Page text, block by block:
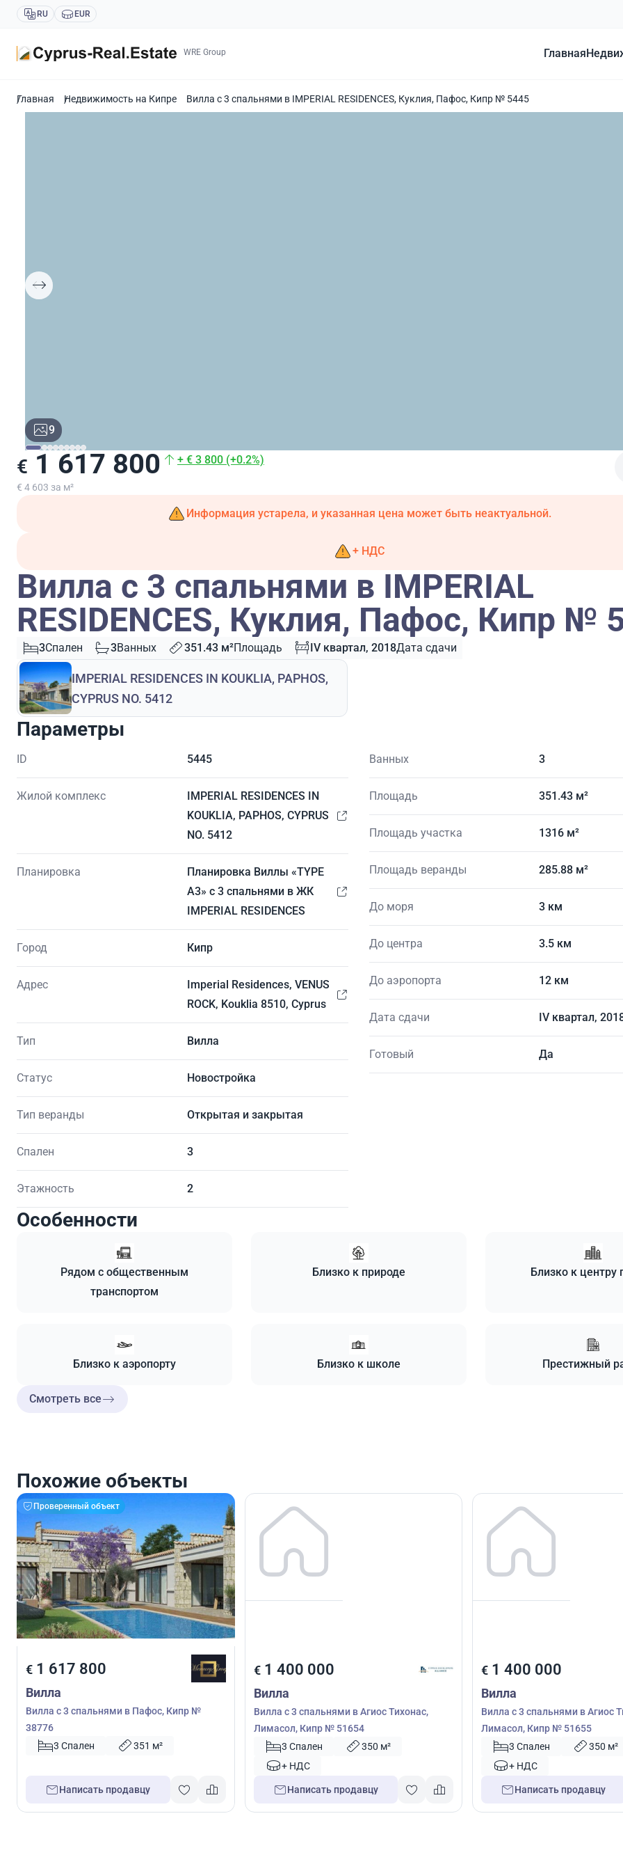
RU EUR
WRE Group Главная
Главная Недвижимость на Кипре Вилла с 3 спальнями в IMPERIAL RESIDENCES, Куклия, Пафос, Кипр № 5445
9
€ 1 617 800 + € 3 800 (+0.2%)
€ 4 603 за м²
Информация устарела, и указанная цена может быть неактуальной.
+ НДС
Вилла с 3 спальнями в IMPERIAL
RESIDENCES, Куклия, Пафос, Кипр №
3Спален 3Ванных 351.43 м²Площадь IV квартал, 2018Дата сдачи
IMPERIAL RESIDENCES IN KOUKLIA, PAPHOS,
CYPRUS NO. 5412
Параметры
ID 5445
Жилой комплекс
IMPERIAL RESIDENCES IN
KOUKLIA, PAPHOS, CYPRUS
NO. 5412
Планировка
Планировка Виллы «TYPE
A3» с 3 спальнями в ЖК
IMPERIAL RESIDENCES
Город Кипр
Адрес
Imperial Residences, VENUS
ROCK, Kouklia 8510, Cyprus
Тип Вилла
Статус Новостройка
Тип веранды Открытая и закрытая
Спален 3
Этажность 2
Ванных 3
Площадь 351.43 м²
Площадь участка 1316 м²
Площадь веранды 285.88 м²
До моря 3 км
До центра 3.5 км
До аэропорта 12 км
Дата сдачи IV квартал,
Готовый Да
Особенности
Рядом с общественным
транспортом
Близко к природе Близко к центру
Близко к аэропорту Близко к школе Престижный
Смотреть все
Похожие объекты
Проверенный объект
€ 1 617 800
Вилла
Вилла с 3 спальнями в Пафос, Кипр №
38776
3 Спален
351 м²
Написать продавцу
€1 400 000
Вилла
Вилла с 3 спальнями в Агиос Тихонас,
Лимасол, Кипр № 51654
3 Спален
350 м²
+ НДС
Написать продавцу
€ 1 400 000
Вилла
Вилла с 3 спальнями в Агиос
Лимасол, Кипр № 51655
3 Спален
350 м²
+ НДС
Написать продавцу